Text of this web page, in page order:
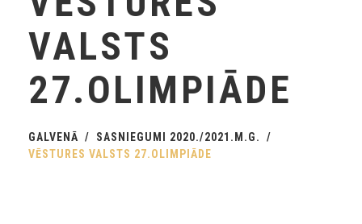
VALSTS
27.OLIMPIĀDE
GALVENĀ
SASNIEGUMI 2020./2021.M.G.
VĒSTURES VALSTS 27.OLIMPIĀDE